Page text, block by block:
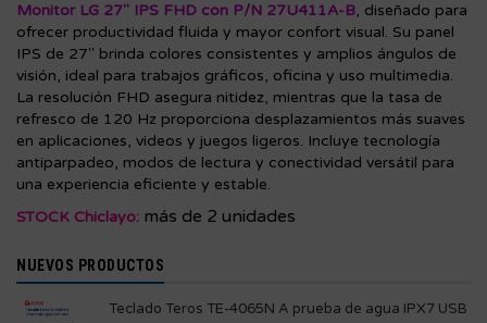
Monitor LG 27" IPS FHD con P/N 27U411A-B, diseñado para
ofrecer productividad fluida y mayor confort visual. Su panel
IPS de 27" brinda colores consistentes y amplios ángulos de
visión, ideal para trabajos gráficos, oficina y uso multimedia.
La resolución FHD asegura nitidez, mientras que la tasa de
refresco de 120 Hz proporciona desplazamientos más suaves
en aplicaciones, videos y juegos ligeros. Incluye tecnología
antiparpadeo, modos de lectura y conectividad versátil para
una experiencia eficiente y estable.
STOCK Chiclayo: más de 2 unidades
NUEVOS PRODUCTOS
Teclado Teros TE-4065N A prueba de agua IPX7 USB